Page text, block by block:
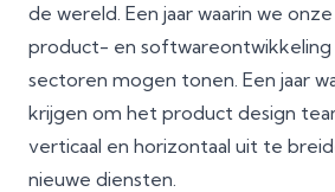
de wereld. Een jaar waarin we
product- en softwareontwikkeling
sectoren mogen tonen. Een jaar
krijgen om het product design
verticaal en horizontaal uit te
nieuwe diensten.